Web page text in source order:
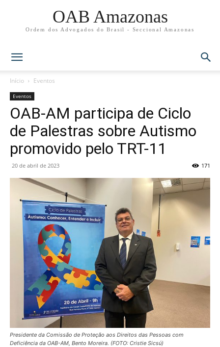
OAB Amazonas
Ordem dos Advogados do Brasil - Seccional Amazonas
Início Eventos
Eventos
OAB-AM participa de Ciclo
de Palestras sobre Autismo
promovido pelo TRT-11
20 de abril de 2023 171
Presidente da Comissão de Proteção aos Direitos das Pessoas com
Deficiência da OAB-AM, Bento Moreira. (FOTO: Cristie Sicsú)